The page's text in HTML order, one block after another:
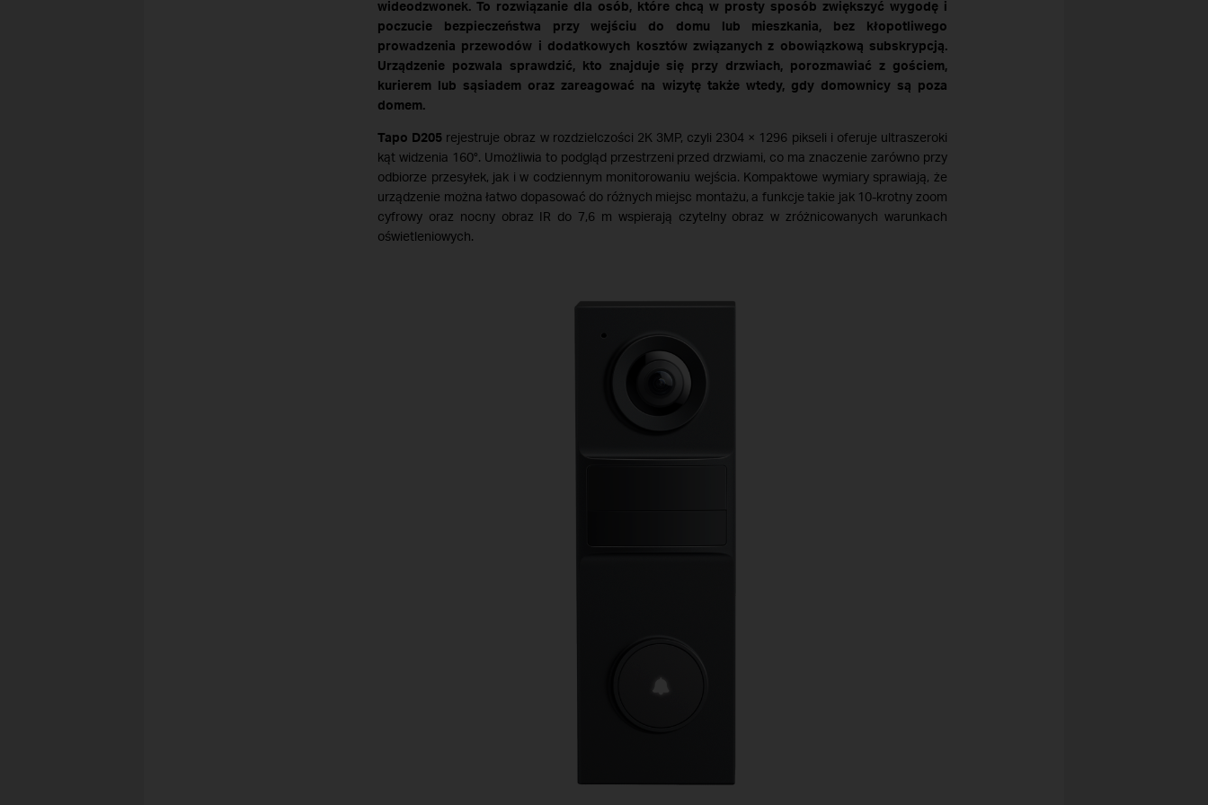
wideodzwonek. To rozwiązanie dla osób, które chcą w prosty sposób zwiększyć wygodę i
poczucie bezpieczeństwa przy wejściu do domu lub mieszkania, bez kłopotliwego
prowadzenia przewodów i dodatkowych kosztów związanych z obowiązkową subskrypcją.
Urządzenie pozwala sprawdzić, kto znajduje się przy drzwiach, porozmawiać z gościem,
kurierem lub sąsiadem oraz zareagować na wizytę także wtedy, gdy domownicy są poza
domem.
Tapo D205 rejestruje obraz w rozdzielczości 2K 3MP, czyli 2304 × 1296 pikseli i oferuje ultraszeroki
kąt widzenia 160°. Umożliwia to podgląd przestrzeni przed drzwiami, co ma znaczenie zarówno przy
odbiorze przesyłek, jak i w codziennym monitorowaniu wejścia. Kompaktowe wymiary sprawiają, że
urządzenie można łatwo dopasować do różnych miejsc montażu, a funkcje takie jak 10-krotny zoom
cyfrowy oraz nocny obraz IR do 7,6 m wspierają czytelny obraz w zróżnicowanych warunkach
oświetleniowych.